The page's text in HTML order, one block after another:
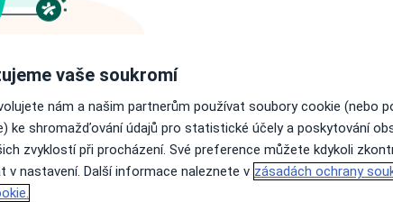
informace o svých službách.
70030
vaše soukromí
nám a našim partnerům používat soubory cookie (nebo
ke shromažďování údajů pro statistické účely a poskytování
zvyklostí při procházení. Své preference můžete kdykoli
v nastavení. Další informace naleznete v zásadách ochrany